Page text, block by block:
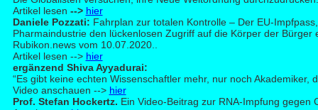
Artikel lesen --> hier
Daniele Pozzati: Fahrplan zur totalen Kontrolle – Der EU-
Pharmaindustrie den lückenlosen Zugriff auf die Körper der Bürger
Rubikon.news vom 10.07.2020..
Artikel lesen --> hier
ergänzend Shiva Ayyadurai:
“Es gibt keine echten Wissenschaftler mehr, nur noch Akademiker,
Video anschauen --> hier
Prof. Stefan Hockertz. Ein Video-Beitrag zur RNA-Impfung gegen